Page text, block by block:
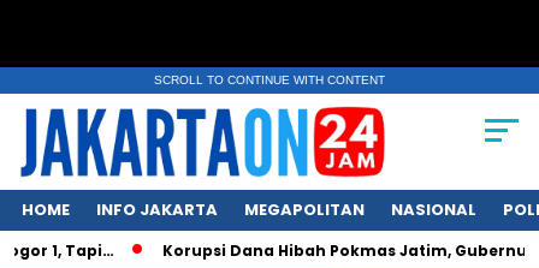
SCROLL TO CONTINUE WITH CONTENT
HOME INFO JAKARTA MEGAPOLITAN NASIONAL
Tapi… Korupsi Dana Hibah Pokmas Jatim, Gubernur